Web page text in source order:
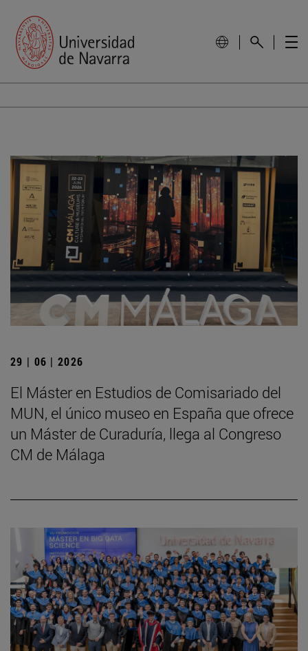
29 | 06 | 2026
El Máster en Estudios de Comisariado del
MUN, el único museo en España que ofrece
un Máster de Curaduría, llega al Congreso
CM de Málaga